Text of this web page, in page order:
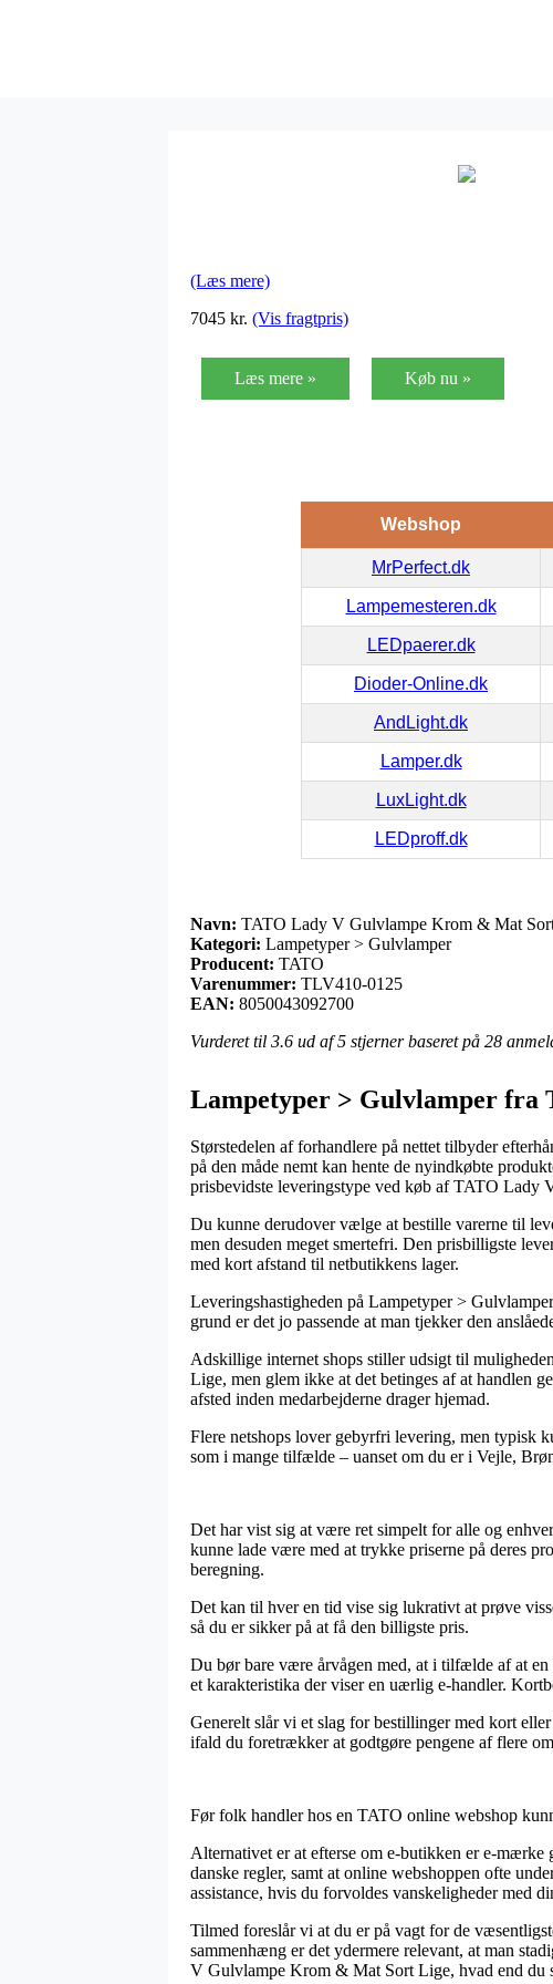
(Læs mere)
7045 kr. (Vis fragtpris)
Læs mere » Køb nu »
Webshop
MrPerfect.dk
Lampemesteren.dk
LEDpaerer.dk
Dioder-Online.dk
AndLight.dk
Lamper.dk
LuxLight.dk
LEDproff.dk
Navn: TATO Lady V Gulvlampe Krom & Mat
Kategori: Lampetyper > Gulvlamper
Producent: TATO
Varenummer: TLV410-0125
EAN: 8050043092700
Vurderet til 3.6 ud af 5 stjerner baseret på 28
Lampetyper > Gulvlamper fra
Størstedelen af forhandlere på nettet tilbyder
på den måde nemt kan hente de nyindkøbte
prisbevidste leveringstype ved køb af TATO
Du kunne derudover vælge at bestille varerne til
men desuden meget smertefri. Den prisbilligste
med kort afstand til netbutikkens lager.
Leveringshastigheden på Lampetyper >
grund er det jo passende at man tjekker den
Adskillige internet shops stiller udsigt til
Lige, men glem ikke at det betinges af at handlen
afsted inden medarbejderne drager hjemad.
Flere netshops lover gebyrfri levering, men typisk
som i mange tilfælde – uanset om du er i Vejle,
Det har vist sig at være ret simpelt for alle og
kunne lade være med at trykke priserne på deres
beregning.
Det kan til hver en tid vise sig lukrativt at prøve
så du er sikker på at få den billigste pris.
Du bør bare være årvågen med, at i tilfælde af at
et karakteristika der viser en uærlig e-handler.
Generelt slår vi et slag for bestillinger med kort
ifald du foretrækker at godtgøre pengene af flere
Før folk handler hos en TATO online webshop
Alternativet er at efterse om e-butikken er e-
danske regler, samt at online webshoppen ofte
assistance, hvis du forvoldes vanskeligheder med
Tilmed foreslår vi at du er på vagt for de
sammenhæng er det ydermere relevant, at man
V Gulvlampe Krom & Mat Sort Lige, hvad end du